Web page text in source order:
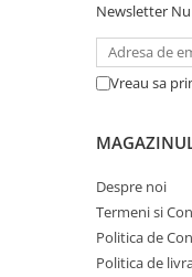
Newsletter
Vreau sa
Despre noi
Termeni si
Politica de
Politica de